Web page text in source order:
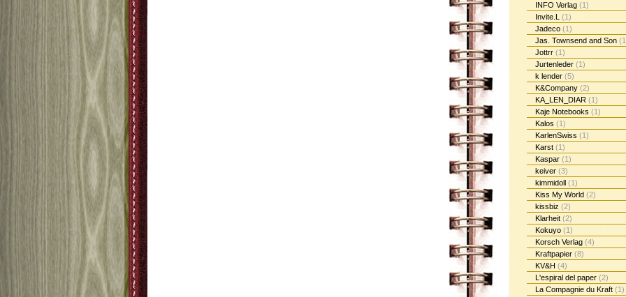
INFO Verlag (1)
Invite.L (1)
Jadeco (1)
Jas. Townsend and Son
Jottrr (1)
Jurtenleder (1)
k lender (5)
K&Company (2)
KA_LEN_DIAR (1)
Kaje Notebooks (1)
Kalos (1)
KarlenSwiss (1)
Karst (1)
Kaspar (1)
keiver (3)
kimmidoll (1)
Kiss My World (2)
kissbiz (2)
Klarheit (2)
Kokuyo (1)
Korsch Verlag (4)
Kraftpapier (8)
KV&H (4)
L'espiral del paper (2)
La Compagnie du Kraft (1)